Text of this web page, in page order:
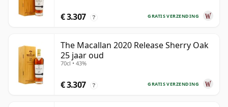
GRATIS VERZENDING
€ 3.307 ?
The Macallan 2020 Release Sherry Oak
25 jaar oud
70cl • 43%
GRATIS VERZENDING
€ 3.307 ?